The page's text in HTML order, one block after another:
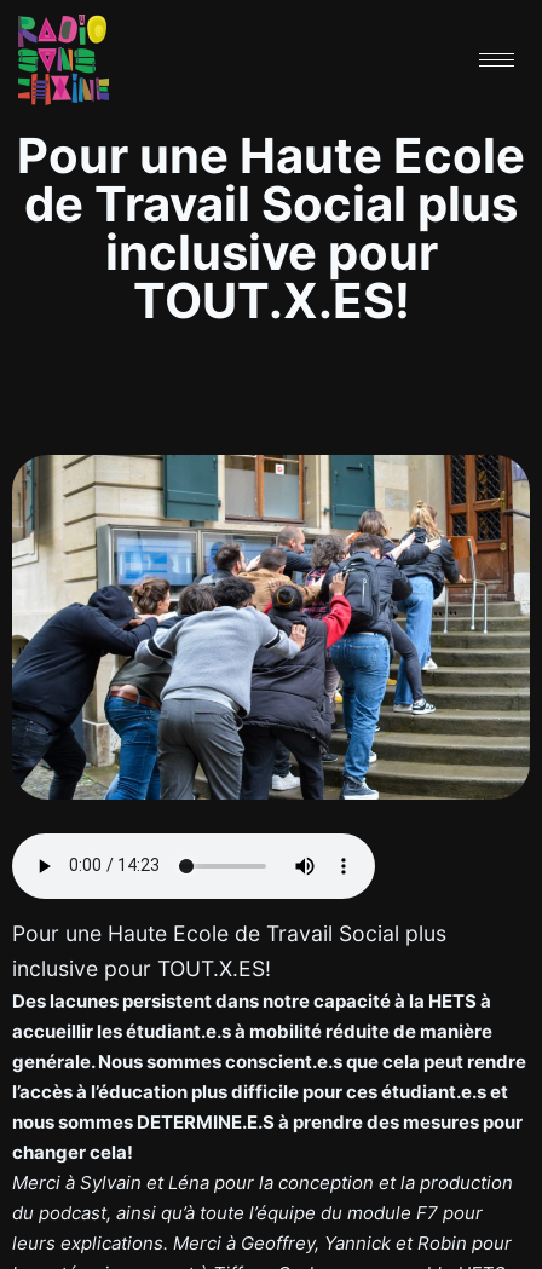
Pour une Haute Ecole
de Travail Social plus
inclusive pour
TOUT.X.ES!
Pour une Haute Ecole de Travail Social plus
inclusive pour TOUT.X.ES!
Des lacunes persistent dans notre capacité à la HETS à
accueillir les étudiant.e.s à mobilité réduite de manière
genérale. Nous sommes conscient.e.s que cela peut rendre
l’accès à l’éducation plus difficile pour ces étudiant.e.s et
nous sommes DETERMINE.E.S à prendre des mesures pour
changer cela!
Merci à Sylvain et Léna pour la conception et la production
du podcast, ainsi qu’à toute l’équipe du module F7 pour
leurs explications. Merci à Geoffrey, Yannick et Robin pour